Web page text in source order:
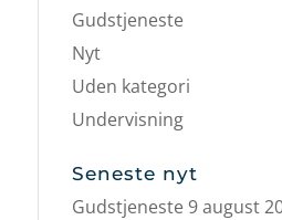
Gudstjeneste
Nyt
Uden kategori
Undervisning
Seneste nyt
Gudstjeneste 9 august